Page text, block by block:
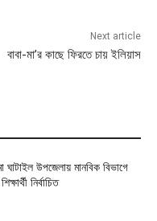
Next article
বাবা-মা’র কাছে ফিরতে চায় ইলিয়াস
ঘাটাইল উপজেলায় মানবিক বিভাগে
নির্বাচিত